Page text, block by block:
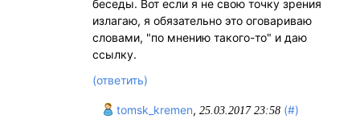
беседы. Вот если я не свою точку зрения
излагаю, я обязательно это оговариваю
словами, "по мнению такого-то" и даю
ссылку.
(ответить)
tomsk_kremen, 25.03.2017 23:58 (#)